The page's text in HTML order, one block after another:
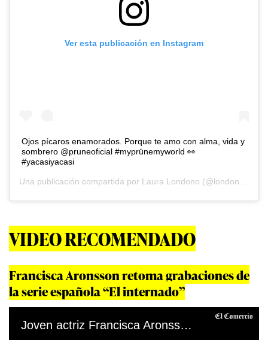
Ver esta publicación en Instagram
Ojos pícaros enamorados. Porque te amo con alma, vida y
sombrero @pruneoficial #myprünemyworld 👀
#yacasiyacasi
Una publicación compartida por Laura Londono (@londonotlaura) el
VIDEO RECOMENDADO
Francisca Aronsson retoma grabaciones de
la serie española “El internado”
Joven actriz Francisca Aronsson retoma grabaciones de la serie española “El internado”